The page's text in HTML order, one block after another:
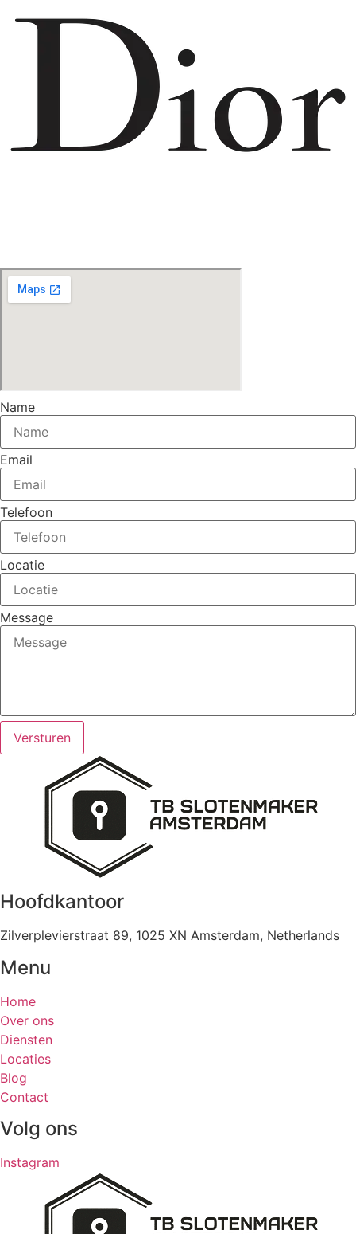
Name
Email
Telefoon
Locatie
Message
Versturen
Hoofdkantoor
Zilverplevierstraat 89, 1025 XN Amsterdam, Netherlands
Menu
Home
Over ons
Diensten
Locaties
Blog
Contact
Volg ons
Instagram